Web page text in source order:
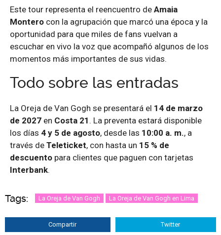
Este tour representa el reencuentro de Amaia
Montero con la agrupación que marcó una época y la
oportunidad para que miles de fans vuelvan a
escuchar en vivo la voz que acompañó algunos de los
momentos más importantes de sus vidas.
Todo sobre las entradas
La Oreja de Van Gogh se presentará el 14 de marzo
de 2027 en Costa 21 . La preventa estará disponible
los días 4 y 5 de agosto, desde las 10:00 a. m., a
través de Teleticket, con hasta un 15 % de
descuento para clientes que paguen con tarjetas
Interbank.
Tags: La Oreja de Van Gogh La Oreja de Van Gogh en Lima
Compartir Twitter